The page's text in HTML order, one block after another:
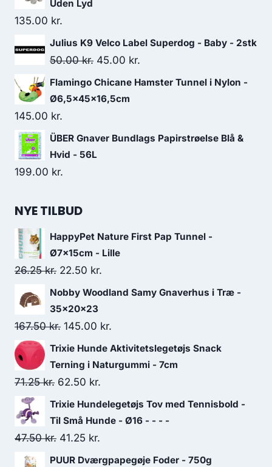
Uden Lyd
135.00 kr.
Julius K9 Velco Label Superdog - Baby - 2stk
50.00kr. Den
oprindelige
pris
50.00 kr..
45.00 kr.
aktuelle
45.00 kr..
Flamingo Chicane Hamster Tunnel i Nylon -
Ø6,5x45x16,5cm
145.00 kr.
ÜBER Gnaver Bundlags Papirstrøelse Blå &
Hvid - 56L
199.00 kr.
NYE TILBUD
HappyPet Nature First Pap Tunnel -
Ø7x15cm - Lille
26.25kr. Den
oprindelige
pris
var:
26.25 kr..
22.50 kr.
aktuelle
er:
22.50 kr..
Nobby Woodland Samy Gnaverhus i Træ -
35x20x23
167.50kr. Den
oprindelige
pris
var:
167.50 kr..
145.00 kr.
aktuelle
pris
145.00 kr..
Trixie Hunde Aktivitetslegetøjs Snack
Terning i Naturgummi - 7cm
71.25kr. Den
oprindelige
pris
var:
71.25 kr..
62.50 kr.
aktuelle
pris
62.50 kr..
Trixie Hundelegetøjs Tov med Tennisbold -
Til Små Hunde - Ø16 - - - -
47.50kr. Den
oprindelige
41.25 kr.
aktuelle
PUUR Dværgpapegøje Foder - 750g